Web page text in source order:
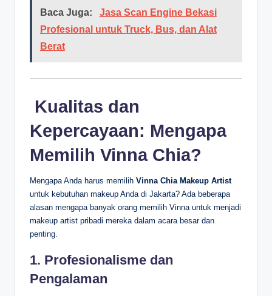
Baca Juga:
Jasa Scan Engine Bekasi
Profesional untuk Truck, Bus, dan Alat
Berat
‍ Kualitas dan
Kepercayaan: Mengapa
Memilih Vinna Chia?
Mengapa Anda harus memilih Vinna Chia Makeup Artist
untuk kebutuhan makeup Anda di Jakarta? Ada beberapa
alasan mengapa banyak orang memilih Vinna untuk menjadi
makeup artist pribadi mereka dalam acara besar dan
penting.
1. Profesionalisme dan
Pengalaman